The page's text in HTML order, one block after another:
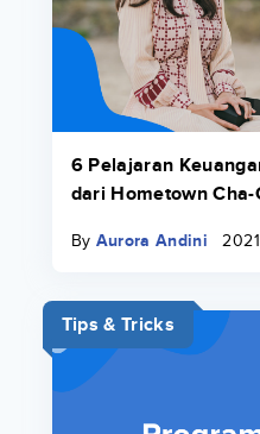
6 Pelajaran
dari Hometown Cha-
By Aurora Andini
Tips & Tricks